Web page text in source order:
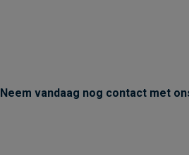
Neem vandaag nog contact met